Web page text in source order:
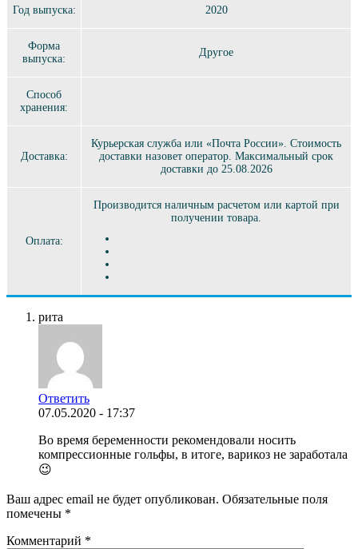
Год выпуска: 2020
Форма
выпуска:
Другое
Способ
хранения:
Доставка:
Курьерская служба или «Почта России». Стоимость
доставки назовет оператор. Максимальный срок
доставки до 25.08.2026
Оплата:
Производится наличным расчетом или картой при
получении товара.
рита
Ответить
07.05.2020 - 17:37
Во время беременности рекомендовали носить
компрессионные гольфы, в итоге, варикоз не заработала
😉
Ваш адрес email не будет опубликован. Обязательные поля
помечены *
Комментарий *